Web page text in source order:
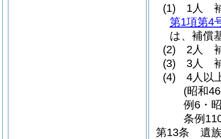
(1)
1人
第1項第4
は、補償
(2)
2人
(3)
3人
(4)
4人以
(昭和
例6・
条例
第13条
遺